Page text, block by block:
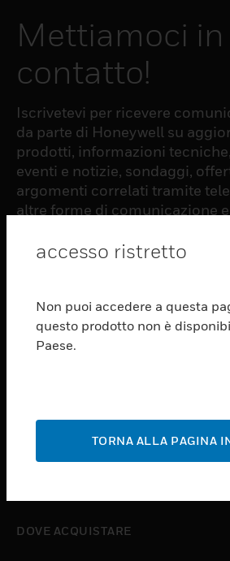
Mettiamoci in
contatto!
Iscrivetevi per ricevere
da parte di Honeywell su
prodotti, informazioni
eventi e notizie, sondaggi,
argomenti correlati tramite
altre forme di comunicazione
ISCRIZIONE
PRODUCTS
toggle view
DOVE ACQUISTARE
accesso ristretto
Non puoi accedere a questa
questo prodotto non è
Paese.
TORNA ALLA PAGINA